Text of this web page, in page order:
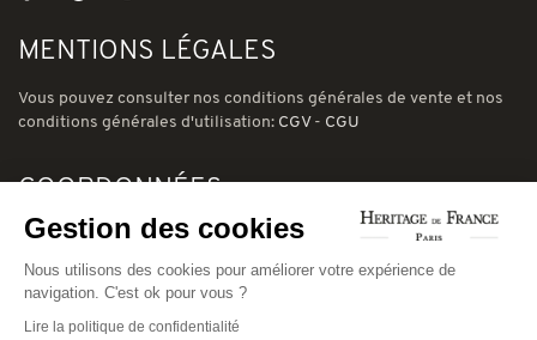
MENTIONS LÉGALES
Vous pouvez consulter nos conditions générales de vente et nos
conditions générales d'utilisation: CGV- CGU
COORDONNÉES
78 avenue de Suffren 75015 Paris
Phone: (00) 33 1 43 56 03 01
Email: david@heritage-de-france.net
Gestion des cookies
Nous utilisons des cookies pour améliorer votre expérience de
navigation. C'est ok pour vous ?
Lire la politique de confidentialité